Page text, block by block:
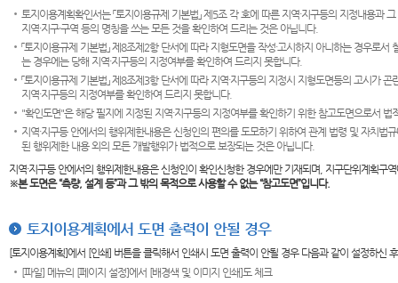
토지이용계획확인서는 「토지이용규제 기본법」 제5조 각 호에 따른 지역·지구등의 지정내용
지역·지구·구역 등의 명칭을 쓰는 모든 것을 확인하여 드리는 것은 아닙니다.
「토지이용규제 기본법」 제8조제2항 단서에 따라 지형도면을 작성·고시하지 아니하는 경우로
는 경우에는 당해 지역·지구등의 지정여부를 확인하여 드리지 못합니다.
「토지이용규제 기본법」 제8조제3항 단서에 따라 지역·지구등의 지정시 지형도면등의 고시가
지역·지구등의 지정여부를 확인하여 드리지 못합니다.
"확인도면"은 해당 필지에 지정된 지역·지구등의 지정여부를 확인하기 위한 참고도면으로서
지역·지구등 안에서의 행위제한내용은 신청인의 편의를 도모하기 위하여 관계 법령 및 자치
된 행위제한 내용 외의 모든 개발행위가 법적으로 보장되는 것은 아닙니다.
지역·지구등 안에서의 행위제한내용은 신청인이 확인신청한 경우에만 기재되며, 지구단위계획
※본 도면은“측량, 설계 등”과 그 밖의 목적으로 사용할 수 없는 “참고도면”입니다.
토지이용계획에서 도면 출력이 안될 경우
[토지이용계획]에서 [인쇄] 버튼을 클릭해서 인쇄시 도면 출력이 안될 경우 다음과 같이 설정하신
[파일] 메뉴의 [페이지 설정]에서 [배경색 및 이미지 인쇄]도 체크